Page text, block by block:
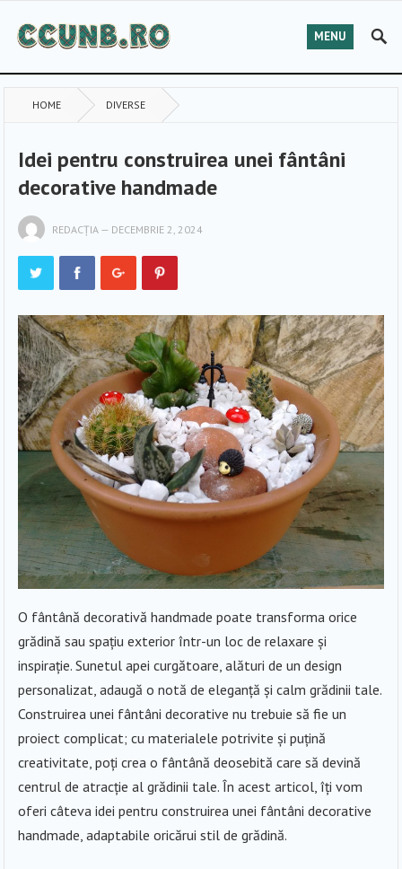
MENU
HOME DIVERSE
Idei pentru construirea unei fântâni
decorative handmade
REDACȚIA — DECEMBRIE 2, 2024
O fântână decorativă handmade poate transforma orice
grădină sau spațiu exterior într-un loc de relaxare și
inspirație. Sunetul apei curgătoare, alături de un design
personalizat, adaugă o notă de eleganță și calm grădinii tale.
Construirea unei fântâni decorative nu trebuie să fie un
proiect complicat; cu materialele potrivite și puțină
creativitate, poți crea o fântână deosebită care să devină
centrul de atracție al grădinii tale. În acest articol, îți vom
oferi câteva idei pentru construirea unei fântâni decorative
handmade, adaptabile oricărui stil de grădină.